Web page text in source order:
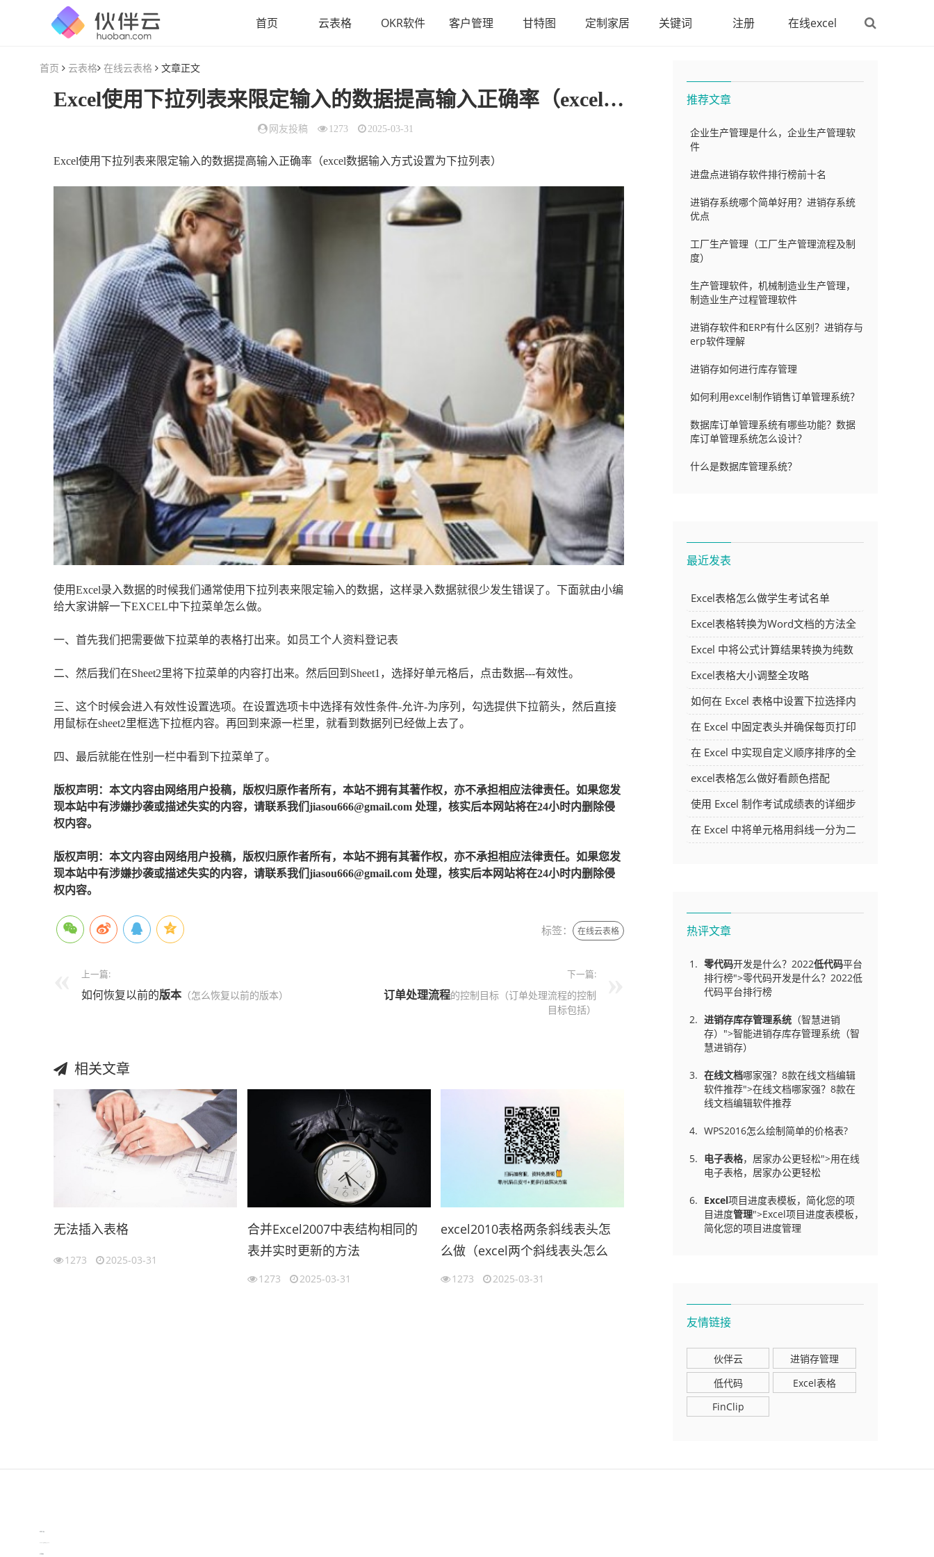
首页 云表格 OKR软件 客户管理 甘特图 定制家居 关键词 注册 在线excel
首页 云表格 在线云表格 文章正文
Excel使用下拉列表来限定输入的数据提高输入正确率（excel数据输入方式设置为下拉列表）
网友投稿 1273 2025-03-31
Excel使用下拉列表来限定输入的数据提高输入正确率（excel数据输入方式设置为下拉列表）
使用Excel录入数据的时候我们通常使用下拉列表来限定输入的数据，这样录入数据就很少发生错误了。下面就由小编
给大家讲解一下EXCEL中下拉菜单怎么做。
一、首先我们把需要做下拉菜单的表格打出来。如员工个人资料登记表
二、然后我们在Sheet2里将下拉菜单的内容打出来。然后回到Sheet1，选择好单元格后，点击数据---有效性。
三、这个时候会进入有效性设置选项。在设置选项卡中选择有效性条件-允许-为序列，勾选提供下拉箭头，然后直接
用鼠标在sheet2里框选下拉框内容。再回到来源一栏里，就看到数据列已经做上去了。
四、最后就能在性别一栏中看到下拉菜单了。
版权声明：本文内容由网络用户投稿，版权归原作者所有，本站不拥有其著作权，亦不承担相应法律责任。如果您发
现本站中有涉嫌抄袭或描述失实的内容，请联系我们jiasou666@gmail.com 处理，核实后本网站将在24小时内删除侵
权内容。
版权声明：本文内容由网络用户投稿，版权归原作者所有，本站不拥有其著作权，亦不承担相应法律责任。如果您发
现本站中有涉嫌抄袭或描述失实的内容，请联系我们jiasou666@gmail.com 处理，核实后本网站将在24小时内删除侵
权内容。
标签： 在线云表格
上一篇:
如何恢复以前的版本 （怎么恢复以前的版本）
下一篇:
订单处理流程的控制目标（订单处理流程的控制
目标包括）
相关文章
无法插入表格
1273 2025-03-31
合并Excel2007中表结构相同的
表并实时更新的方法
（2007excel合并工作表）
1273 2025-03-31
excel2010表格两条斜线表头怎
么做（excel两个斜线表头怎么
做）
1273 2025-03-31
推荐文章
企业生产管理是什么，企业生产管理软
件
进盘点进销存软件排行榜前十名
进销存系统哪个简单好用？进销存系统
优点
工厂生产管理（工厂生产管理流程及制
度）
生产管理软件，机械制造业生产管理，
制造业生产过程管理软件
进销存软件和ERP有什么区别？进销存与
erp软件理解
进销存如何进行库存管理
如何利用excel制作销售订单管理系统？
数据库订单管理系统有哪些功能？数据
库订单管理系统怎么设计？
什么是数据库管理系统？
最近发表
Excel表格怎么做学生考试名单
Excel表格转换为Word文档的方法全
解析
Excel 中将公式计算结果转换为纯数
字的多种方法
Excel表格大小调整全攻略
如何在 Excel 表格中设置下拉选择内
容
在 Excel 中固定表头并确保每页打印
时都显示表头的方法详解
在 Excel 中实现自定义顺序排序的全
面指南
excel表格怎么做好看颜色搭配
使用 Excel 制作考试成绩表的详细步
骤及技巧
在 Excel 中将单元格用斜线一分为二
热评文章
零代码开发是什么？2022低代码平台
排行榜">零代码开发是什么？2022低
代码平台排行榜
进销存库存管理系统 （智慧进销
存）">智能进销存库存管理系统（智
慧进销存）
在线文档哪家强？8款在线文档编辑
软件推荐">在线文档哪家强？8款在
线文档编辑软件推荐
WPS2016怎么绘制简单的价格表?
电子表格，居家办公更轻松">用在线
电子表格，居家办公更轻松
Excel项目进度表模板，简化您的项
目进度管理">Excel项目进度表模板，
简化您的项目进度管理
友情链接
伙伴云
进销存管理
低代码
Excel表格
FinClip